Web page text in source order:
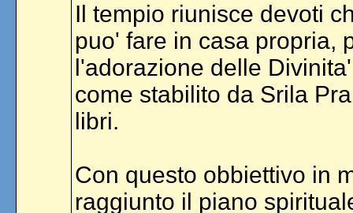
Il tempio riunisce devoti
puo' fare in casa propria,
l'adorazione delle
come stabilito da Srila
libri.
Con questo obbiettivo in
raggiunto il piano